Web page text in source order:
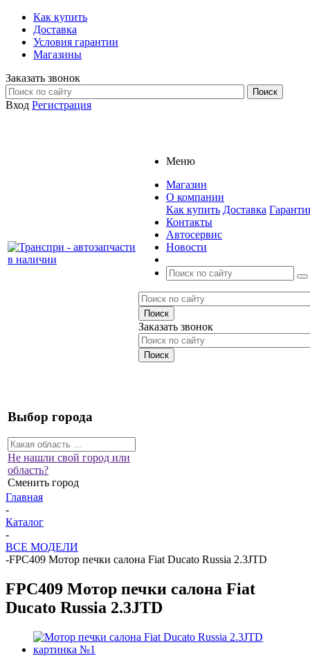
Как купить
Доставка
Условия гарантии
Магазины
Заказать звонок
Вход Регистрация
Меню
Магазин
О компании
Как купить Доставка
Контакты
Автосервис
Новости
Заказать звонок
Выбор города
Не нашли свой город или
область?
Сменить город
Главная
-
Каталог
-
ВСЕ МОДЕЛИ
-FPC409 Мотор печки салона Fiat Ducato Russia 2.3JTD
FPC409 Мотор печки салона Fiat
Ducato Russia 2.3JTD